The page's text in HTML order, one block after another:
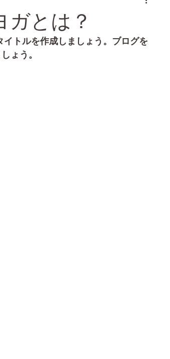
ガとは？
トルを作成しましょう。ブログを
ょう。